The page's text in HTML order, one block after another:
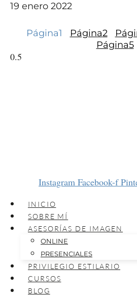
19 enero 2022
Página1 Página2
Página5
Instagram Facebook-f
INICIO
SOBRE MÍ
ASESORÍAS DE IMAGEN
ONLINE
PRESENCIALES
PRIVILEGIO ESTILARIO
CURSOS
BLOG